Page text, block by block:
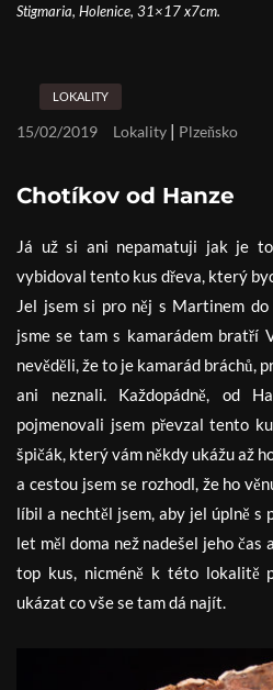
Stigmaria, Holenice, 31×17 x7cm.
LOKALITY
15/02/2019 Lokality | Plzeňsko
Chotíkov od Hanze
Já už si ani nepamatuji jak je
vybidoval tento kus dřeva, který
Jel jsem si pro něj s Martinem
jsme se tam s kamarádem bratří
nevěděli, že to je kamarád bráchů,
ani neznali. Každopádně, od
pojmenovali jsem převzal tento
špičák, který vám někdy ukážu až
a cestou jsem se rozhodl, že ho
líbil a nechtěl jsem, aby jel úplně s
let měl doma než nadešel jeho čas
top kus, nicméně k této lokalitě
ukázat co vše se tam dá najít.